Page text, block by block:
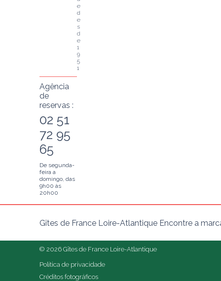
e
d
e
s
d
e
1
9
5
1
Agência
de
reservas :
02 51
72 95
65
De segunda-
feira a
domingo, das
9h00 às
20h00
Gîtes de France Loire-Atlantique Encontre a
© 2026 Gîtes de France Loire-Atlantique
Política de privacidade
Créditos fotográficos